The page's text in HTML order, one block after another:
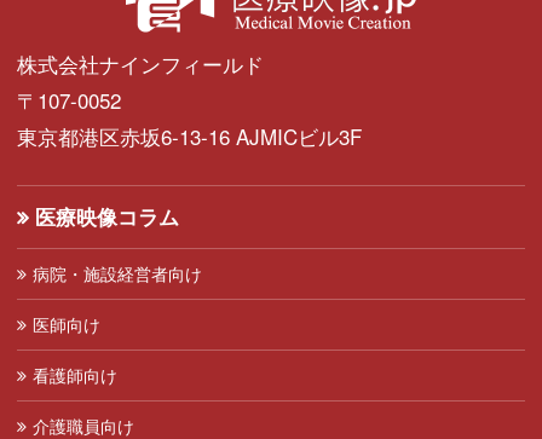
株式会社ナインフィールド
〒107-0052
東京都港区赤坂6-13-16 AJMICビル3F
医療映像コラム
病院・施設経営者向け
医師向け
看護師向け
介護職員向け